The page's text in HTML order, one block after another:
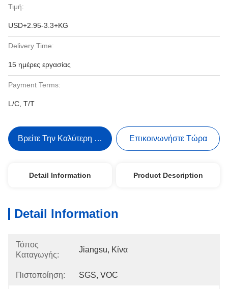
Τιμή:
USD+2.95-3.3+KG
Delivery Time:
15 ημέρες εργασίας
Payment Terms:
L/C, T/T
Βρείτε Την Καλύτερη Τιμή Επικοινωνήστε Τώρα
Detail Information Product Description
Detail Information
Τόπος
Καταγωγής:
Jiangsu, Κίνα
Πιστοποίηση: SGS, VOC